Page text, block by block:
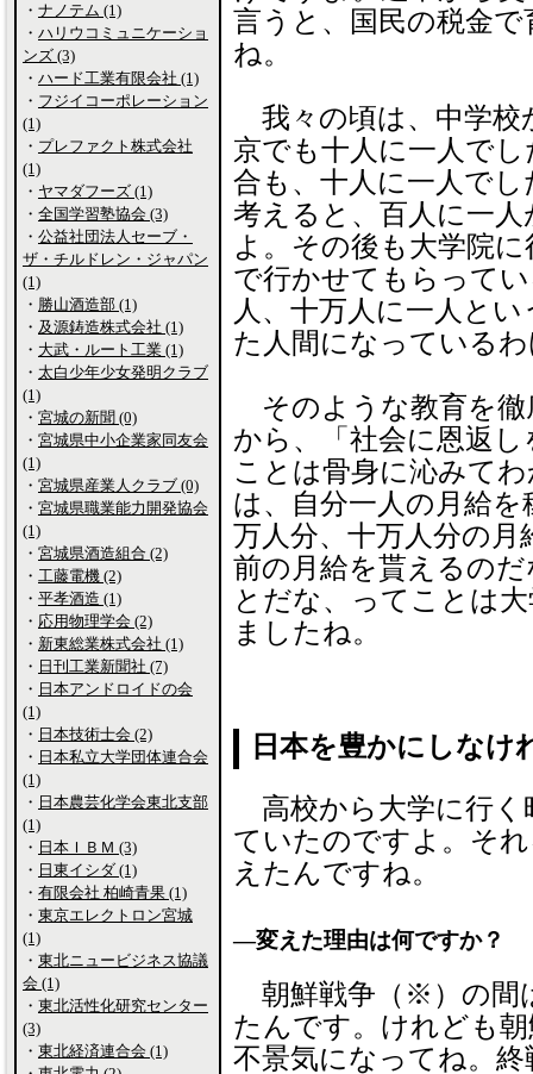
言うと、国民の税金
ね。
我々の頃は、中学校
京でも十人に一人で
合も、十人に一人で
考えると、百人に一
よ。その後も大学院
で行かせてもらって
人、十万人に一人と
た人間になっている
そのような教育を徹
から、「社会に恩返
ことは骨身に沁みて
は、自分一人の月給
万人分、十万人分の
前の月給を貰えるの
とだな、ってことは
ましたね。
日本を豊かにしなけ
高校から大学に行く
ていたのですよ。そ
えたんですね。
―変えた理由は何ですか？
朝鮮戦争（※）の間
たんです。けれども
不景気になってね。
・ ナノテム (1)
・ ハリウコミュニケーショ
ンズ (3)
・ ハード工業有限会社 (1)
・ フジイコーポレーション
(1)
・ プレファクト株式会社
(1)
・ ヤマダフーズ (1)
・ 全国学習塾協会 (3)
・ 公益社団法人セーブ・
ザ・チルドレン・ジャパン
(1)
・ 勝山酒造部 (1)
・ 及源鋳造株式会社 (1)
・ 大武・ルート工業 (1)
・ 太白少年少女発明クラブ
(1)
・ 宮城の新聞 (0)
・ 宮城県中小企業家同友会
(1)
・ 宮城県産業人クラブ (0)
・ 宮城県職業能力開発協会
(1)
・ 宮城県酒造組合 (2)
・ 工藤電機 (2)
・ 平孝酒造 (1)
・ 応用物理学会 (2)
・ 新東総業株式会社 (1)
・ 日刊工業新聞社 (7)
・ 日本アンドロイドの会
(1)
・ 日本技術士会 (2)
・ 日本私立大学団体連合会
(1)
・ 日本農芸化学会東北支部
(1)
・ 日本ＩＢＭ (3)
・ 日東イシダ (1)
・ 有限会社 柏崎青果 (1)
・ 東京エレクトロン宮城
(1)
・ 東北ニュービジネス協議
会 (1)
・ 東北活性化研究センター
(3)
・ 東北経済連合会 (1)